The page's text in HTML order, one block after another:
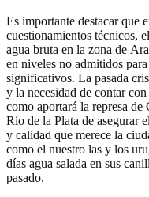
Es importante destacar que
cuestionamientos técnicos,
agua bruta en la zona de
en niveles no admitidos
significativos. La pasada
y la necesidad de contar
como aportará la represa
Río de la Plata de asegurar
y calidad que merece la
como el nuestro las y los
días agua salada en sus
pasado.